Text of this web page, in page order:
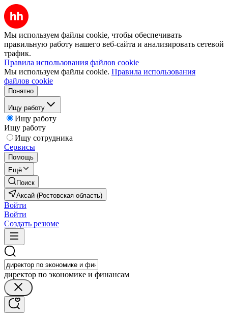
Мы используем файлы cookie, чтобы обеспечивать
правильную работу нашего веб-сайта и анализировать сетевой
трафик.
Правила использования файлов cookie
Мы используем файлы cookie. Правила использования
файлов cookie
Понятно
Ищу работу
Ищу работу
Ищу работу
Ищу сотрудника
Сервисы
Помощь
Ещё
Поиск
Аксай (Ростовская область)
Войти
Войти
Создать резюме
директор по экономике и финансам